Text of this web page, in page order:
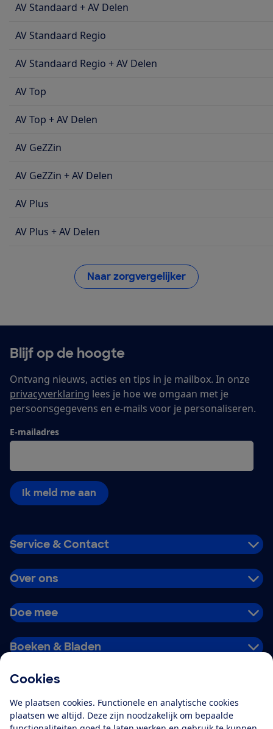
Cookies
We plaatsen cookies. Functionele en analytische cookies
plaatsen we altijd. Deze zijn noodzakelijk om bepaalde
AV Standaard + AV Delen
AV Standaard Regio
AV Standaard Regio + AV Delen
AV Top
AV Top + AV Delen
AV GeZZin
AV GeZZin + AV Delen
AV Plus
AV Plus + AV Delen
Naar zorgvergelijker
Blijf op de hoogte
Ontvang nieuws, acties en tips in je mailbox. In onze
privacyverklaring lees je hoe we omgaan met je
persoonsgegevens en e-mails voor je personaliseren.
E-mailadres
Ik meld me aan
Service & Contact
Over ons
Doe mee
Boeken & Bladen